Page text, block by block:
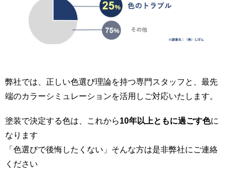
弊社では、正しい色選び理論を持つ専門スタッフと、最先
端のカラーシミュレーションを活用しご対応いたします。
塗装で決定する色は、これから10年以上ともに過ごす色に
なります
「色選びで後悔したくない」そんな方は是非弊社にご連絡
ください